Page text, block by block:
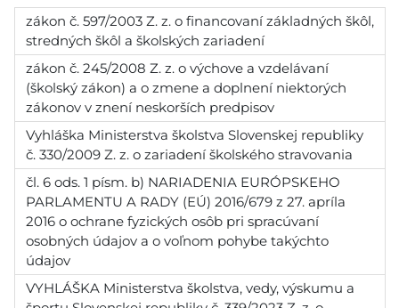
zákon č. 597/2003 Z. z. o financovaní základných škôl,
stredných škôl a školských zariadení
zákon č. 245/2008 Z. z. o výchove a vzdelávaní
(školský zákon) a o zmene a doplnení niektorých
zákonov v znení neskorších predpisov
Vyhláška Ministerstva školstva Slovenskej republiky
č. 330/2009 Z. z. o zariadení školského stravovania
čl. 6 ods. 1 písm. b) NARIADENIA EURÓPSKEHO
PARLAMENTU A RADY (EÚ) 2016/679 z 27. apríla
2016 o ochrane fyzických osôb pri spracúvaní
osobných údajov a o voľnom pohybe takýchto
údajov
VYHLÁŠKA Ministerstva školstva, vedy, výskumu a